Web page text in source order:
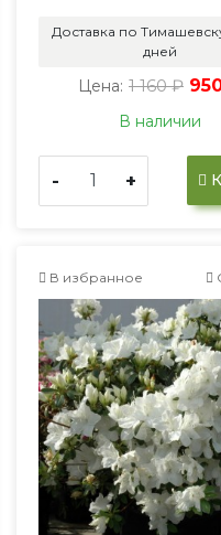
Доставка по
дней
Цена: 1 160 ₽
В наличии
- +
В избранное